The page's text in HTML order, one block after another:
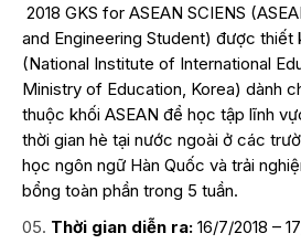
2018 GKS for ASEAN SCIENS
and Engineering Student) được thiết
(National Institute of International
Ministry of Education, Korea) dành
thuộc khối ASEAN để học tập lĩnh
thời gian hè tại nước ngoài ở các
học ngôn ngữ Hàn Quốc và trải
bổng toàn phần trong 5 tuần.
Thời gian diễn ra: 16/7/2018 –